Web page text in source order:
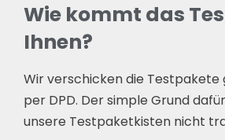
Wie kommt das
Ihnen?
Wir verschicken die Testpakete
per DPD. Der simple Grund
unsere Testpaketkisten nicht